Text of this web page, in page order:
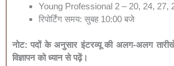
Young Professional 2 – 20, 24, 27,
रिपोर्टिंग समय: सुबह 10:00 बजे
नोट: पदों के अनुसार इंटरव्यू की अलग-अलग
विज्ञापन को ध्यान से पढ़ें।